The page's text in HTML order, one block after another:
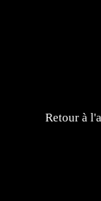
Retour à